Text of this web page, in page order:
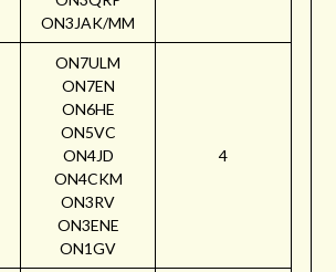
ON3JAK/MM
ON7ULM
ON7EN
ON6HE
ON5VC
ON4JD
ON4CKM
ON3RV
ON3ENE
ON1GV
4